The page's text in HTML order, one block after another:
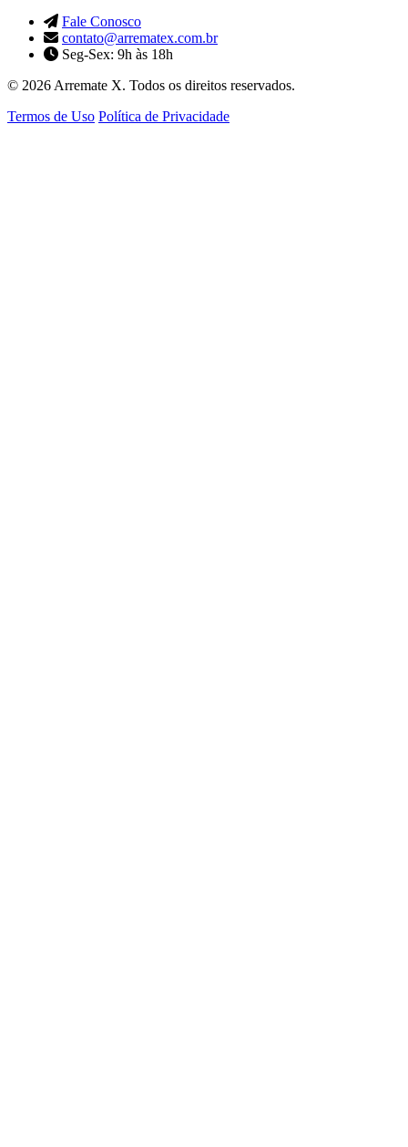
Fale Conosco
contato@arrematex.com.br
Seg-Sex: 9h às 18h
© 2026 Arremate X. Todos os direitos reservados.
Termos de Uso Política de Privacidade